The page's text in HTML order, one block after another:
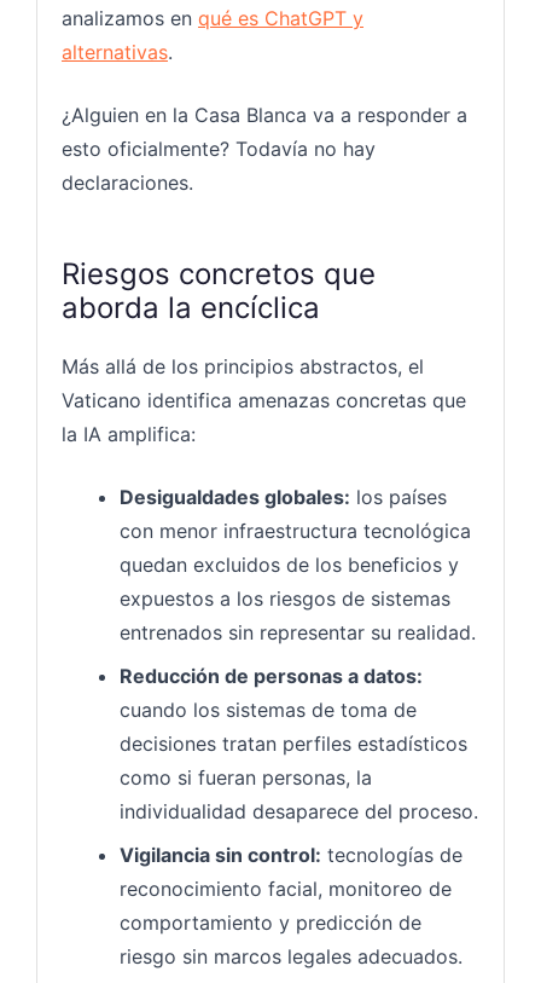
analizamos en qué es ChatGPT y
alternativas.
¿Alguien en la Casa Blanca va a responder a
esto oficialmente? Todavía no hay
declaraciones.
Riesgos concretos que
aborda la encíclica
Más allá de los principios abstractos, el
Vaticano identifica amenazas concretas que
la IA amplifica:
Desigualdades globales: los países
con menor infraestructura tecnológica
quedan excluidos de los beneficios y
expuestos a los riesgos de sistemas
entrenados sin representar su realidad.
Reducción de personas a datos:
cuando los sistemas de toma de
decisiones tratan perfiles estadísticos
como si fueran personas, la
individualidad desaparece del proceso.
Vigilancia sin control: tecnologías de
reconocimiento facial, monitoreo de
comportamiento y predicción de
riesgo sin marcos legales adecuados.